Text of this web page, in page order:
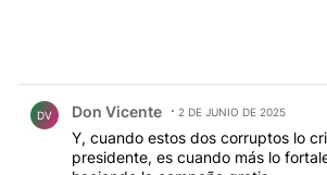
DV Don Vicente 2 DE JUNIO DE 2025
Y, cuando estos dos corruptos lo
presidente, es cuando más lo